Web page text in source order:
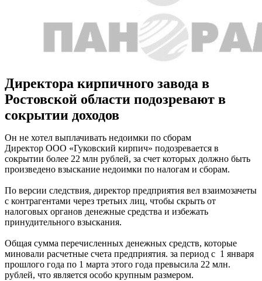
Директора кирпичного завода в
Ростовской области подозревают в
сокрытии доходов
Он не хотел выплачивать недоимки по сборам
Директор ООО «Гуковский кирпич» подозревается в
сокрытии более 22 млн рублей, за счет которых должно быть
произведено взыскание недоимки по налогам и сборам.
По версии следствия, директор предприятия вел взаимозачеты
с контрагентами через третьих лиц, чтобы скрыть от
налоговых органов денежные средства и избежать
принудительного взыскания.
Общая сумма перечисленных денежных средств, которые
миновали расчетные счета предприятия. за период с 1 января
прошлого года по 1 марта этого года превысила 22 млн.
рублей, что является особо крупным размером.